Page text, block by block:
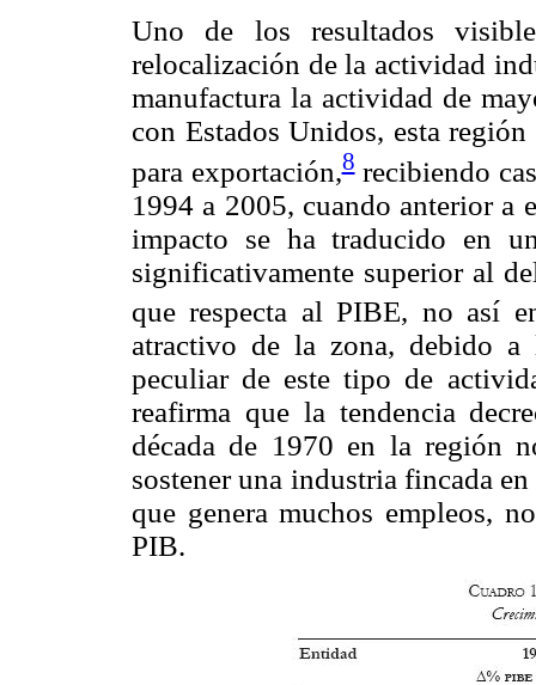
Uno de los resultados
relocalización de la actividad
manufactura la actividad de
con Estados Unidos, esta
para exportación,8recibiendo
1994 a 2005, cuando anterior a
impacto se ha traducido en
significativamente superior al
que respecta al PIBE, no así
atractivo de la zona, debido a
peculiar de este tipo de
reafirma que la tendencia
década de 1970 en la región
sostener una industria fincada
que genera muchos empleos,
PIB.